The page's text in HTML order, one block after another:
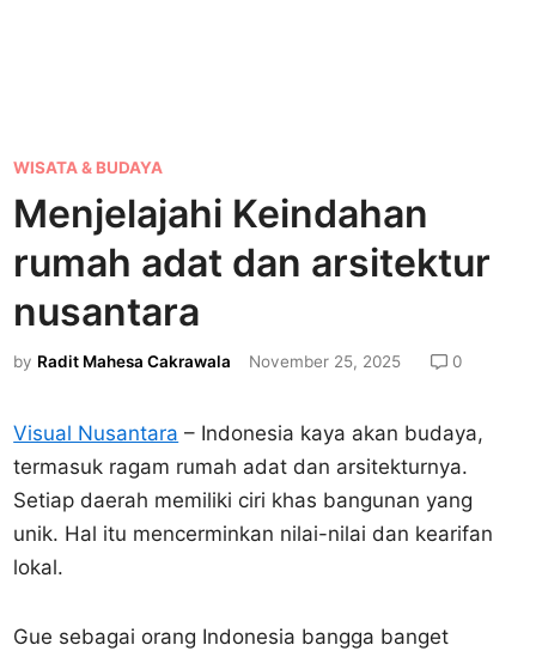
P
o
s
e
d
i
WISATA & BUDAYA
Menjelajahi Keindahan
rumah adat dan arsitektur
nusantara
by Radit Mahesa Cakrawala November 25, 2025 0
Visual Nusantara – Indonesia kaya akan budaya,
termasuk ragam rumah adat dan arsitekturnya.
Setiap daerah memiliki ciri khas bangunan yang
unik. Hal itu mencerminkan nilai-nilai dan kearifan
lokal.
Gue sebagai orang Indonesia bangga banget